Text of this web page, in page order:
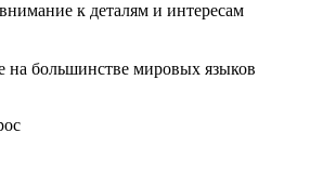
к деталям и интересам
на большинстве мировых языков